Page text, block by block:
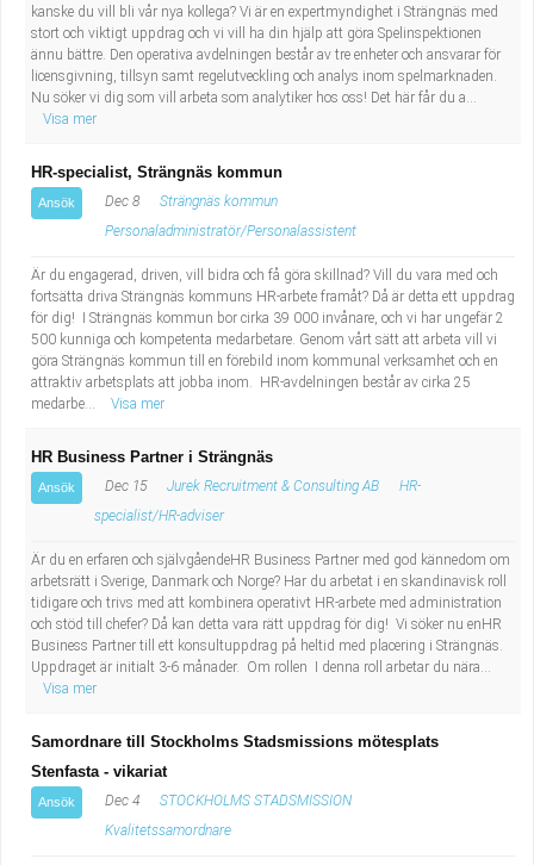
kanske du vill bli vår nya kollega? Vi är en expertmyndighet i Strängnäs med
stort och viktigt uppdrag och vi vill ha din hjälp att göra Spelinspektionen
ännu bättre. Den operativa avdelningen består av tre enheter och ansvarar för
licensgivning, tillsyn samt regelutveckling och analys inom spelmarknaden.
Nu söker vi dig som vill arbeta som analytiker hos oss! Det här får du a...
Visa mer
HR-specialist, Strängnäs kommun
Ansök Dec 8
Strängnäs kommun
Personaladministratör/Personalassistent
Är du engagerad, driven, vill bidra och få göra skillnad? Vill du vara med och
fortsätta driva Strängnäs kommuns HR-arbete framåt? Då är detta ett uppdrag
för dig! I Strängnäs kommun bor cirka 39 000 invånare, och vi har ungefär 2
500 kunniga och kompetenta medarbetare. Genom vårt sätt att arbeta vill vi
göra Strängnäs kommun till en förebild inom kommunal verksamhet och en
attraktiv arbetsplats att jobba inom. HR-avdelningen består av cirka 25
medarbe...
Visa mer
HR Business Partner i Strängnäs
Ansök Dec 15 Jurek Recruitment & Consulting AB
HR-
specialist/HR-adviser
Är du en erfaren och självgåendeHR Business Partner med god kännedom om
arbetsrätt i Sverige, Danmark och Norge? Har du arbetat i en skandinavisk roll
tidigare och trivs med att kombinera operativt HR-arbete med administration
och stöd till chefer? Då kan detta vara rätt uppdrag för dig! Vi söker nu enHR
Business Partner till ett konsultuppdrag på heltid med placering i Strängnäs.
Uppdraget är initialt 3-6 månader. Om rollen I denna roll arbetar du nära...
Visa mer
Samordnare till Stockholms Stadsmissions mötesplats
Stenfasta - vikariat
Ansök Dec 4
STOCKHOLMS STADSMISSION
Kvalitetssamordnare